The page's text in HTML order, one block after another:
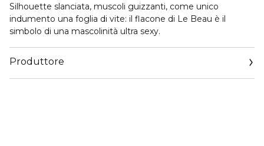
Silhouette slanciata, muscoli guizzanti, come unico
indumento una foglia di vite: il flacone di Le Beau è il
simbolo di una mascolinità ultra sexy.
Produttore